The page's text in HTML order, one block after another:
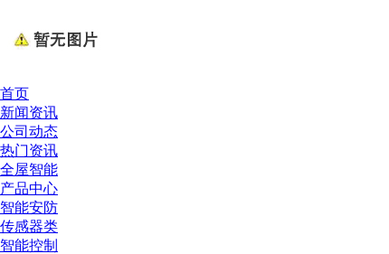
首页
新闻资讯
公司动态
热门资讯
全屋智能
产品中心
智能安防
传感器类
智能控制